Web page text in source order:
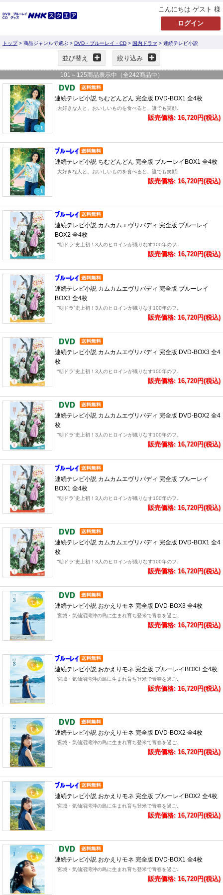
こんにちは ゲスト 様
トップ> 商品ジャンルで選ぶ > DVD・ブルーレイ・CD > 国内ドラマ > 連続テレビ小説
並び替え 絞り込み
101 ～ 125商品表示中（全242商品中）
連続テレビ小説 ちむどんどん 完全版 DVD-BOX1 全4枚
大好きな人と、おいしいものを食べると、誰でも笑顔..
販売価格: 16,720円(税込)
連続テレビ小説 ちむどんどん 完全版 ブルーレイBOX1 全4枚
大好きな人と、おいしいものを食べると、誰でも笑顔..
販売価格: 16,720円(税込)
連続テレビ小説 カムカムエヴリバディ 完全版 ブルーレイ
BOX2 全4枚
“朝ドラ”史上初！3人のヒロインが織りなす100年のフ..
販売価格: 16,720円(税込)
連続テレビ小説 カムカムエヴリバディ 完全版 ブルーレイ
BOX3 全4枚
“朝ドラ”史上初！3人のヒロインが織りなす100年のフ..
販売価格: 16,720円(税込)
連続テレビ小説 カムカムエヴリバディ 完全版 DVD-BOX3 全4
枚
“朝ドラ”史上初！3人のヒロインが織りなす100年のフ..
販売価格: 16,720円(税込)
連続テレビ小説 カムカムエヴリバディ 完全版 DVD-BOX2 全4
枚
“朝ドラ”史上初！3人のヒロインが織りなす100年のフ..
販売価格: 16,720円(税込)
連続テレビ小説 カムカムエヴリバディ 完全版 ブルーレイ
BOX1 全4枚
“朝ドラ”史上初！3人のヒロインが織りなす100年のフ..
販売価格: 16,720円(税込)
連続テレビ小説 カムカムエヴリバディ 完全版 DVD-BOX1 全4
枚
“朝ドラ”史上初！3人のヒロインが織りなす100年のフ..
販売価格: 16,720円(税込)
連続テレビ小説 おかえりモネ 完全版 DVD-BOX3 全4枚
宮城・気仙沼湾沖の島に生まれ育ち登米で青春を過ご..
販売価格: 16,720円(税込)
連続テレビ小説 おかえりモネ 完全版 ブルーレイBOX3 全4枚
宮城・気仙沼湾沖の島に生まれ育ち登米で青春を過ご..
販売価格: 16,720円(税込)
連続テレビ小説 おかえりモネ 完全版 DVD-BOX2 全4枚
宮城・気仙沼湾沖の島に生まれ育ち登米で青春を過ご..
販売価格: 16,720円(税込)
連続テレビ小説 おかえりモネ 完全版 ブルーレイBOX2 全4枚
宮城・気仙沼湾沖の島に生まれ育ち登米で青春を過ご..
販売価格: 16,720円(税込)
連続テレビ小説 おかえりモネ 完全版 DVD-BOX1 全4枚
宮城・気仙沼湾沖の島に生まれ育ち登米で青春を過ご..
販売価格: 16,720円(税込)